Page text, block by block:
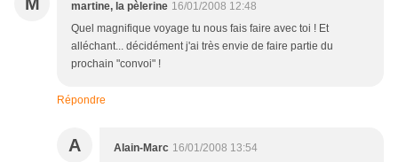
martine, la pèlerine 16/01/2008 12:48
Quel magnifique voyage tu nous fais faire avec toi ! Et
alléchant... décidément j'ai très envie de faire partie du
prochain "convoi" !
Répondre
A Alain-Marc 16/01/2008 13:54